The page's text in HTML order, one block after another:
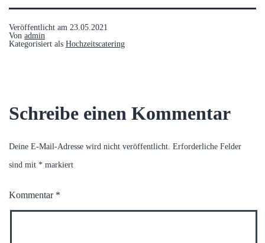
Veröffentlicht am 23.05.2021
Von admin
Kategorisiert als Hochzeitscatering
Schreibe einen Kommentar
Deine E-Mail-Adresse wird nicht veröffentlicht. Erforderliche Felder
sind mit * markiert
Kommentar *